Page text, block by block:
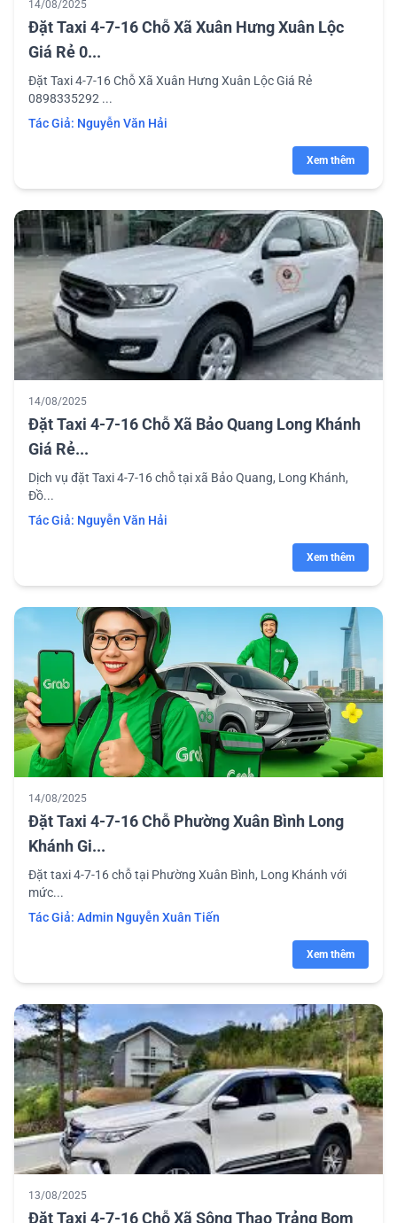
14/08/2025
Đặt Taxi 4-7-16 Chỗ Xã Xuân Hưng Xuân Lộc
Giá Rẻ 0...
Đặt Taxi 4-7-16 Chỗ Xã Xuân Hưng Xuân Lộc Giá Rẻ
0898335292 ...
Tác Giả: Nguyễn Văn Hải
Xem thêm
14/08/2025
Đặt Taxi 4-7-16 Chỗ Xã Bảo Quang Long Khánh
Giá Rẻ...
Dịch vụ đặt Taxi 4-7-16 chỗ tại xã Bảo Quang, Long Khánh,
Đồ...
Tác Giả: Nguyễn Văn Hải
Xem thêm
14/08/2025
Đặt Taxi 4-7-16 Chỗ Phường Xuân Bình Long
Khánh Gi...
Đặt taxi 4-7-16 chỗ tại Phường Xuân Bình, Long Khánh với
mức...
Tác Giả: Admin Nguyễn Xuân Tiến
Xem thêm
13/08/2025
Đặt Taxi 4-7-16 Chỗ Xã Sông Thao Trảng Bom